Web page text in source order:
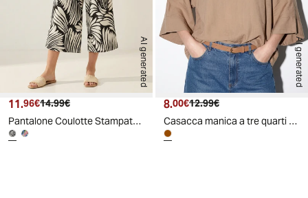
AI generated
Prezzo attuale
11.96€ Prezzo originale
14.99€
Pantalone Coulotte Stampato con Coulisse
AI generated
Prezzo attuale
8.00€ Prezzo originale
12.99€
Casacca manica a tre quarti donna morbida - coccio